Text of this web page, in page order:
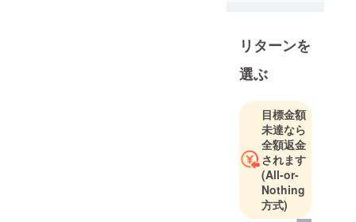
GyaOにおい
の編成部門
2008年から
テレビ朝日
グループの
Web制作会
社にてプロ
デュース兼
ディレク
リターンを
選ぶ
目標金額
未達なら
全額返金
されます
(All-or-
Nothing
方式)